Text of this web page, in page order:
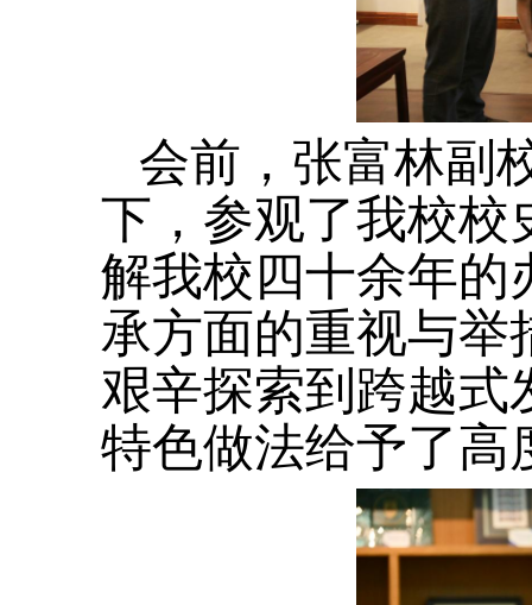
会前，张富林副
下，参观了我校校
解我校四十余年的
承方面的重视与举
艰辛探索到跨越式
特色做法给予了高